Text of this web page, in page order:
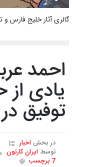
گالری آثار خلیج فارس و
احمد
یادی
توفیق
در بخش اخبار
توسط ایران کارتون
7 برچسب